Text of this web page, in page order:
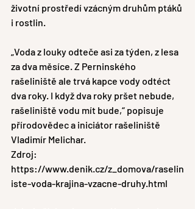
životní prostředí vzácným druhům ptáků
i rostlin.
„Voda z louky odteče asi za týden, z lesa
za dva měsíce. Z Perninského
rašeliniště ale trvá kapce vody odtéct
dva roky. I když dva roky pršet nebude,
rašeliniště vodu mít bude,“ popisuje
přírodovědec a iniciátor rašeliniště
Vladimír Melichar.
Zdroj:
https://www.denik.cz/z_domova/raselin
iste-voda-krajina-vzacne-druhy.html